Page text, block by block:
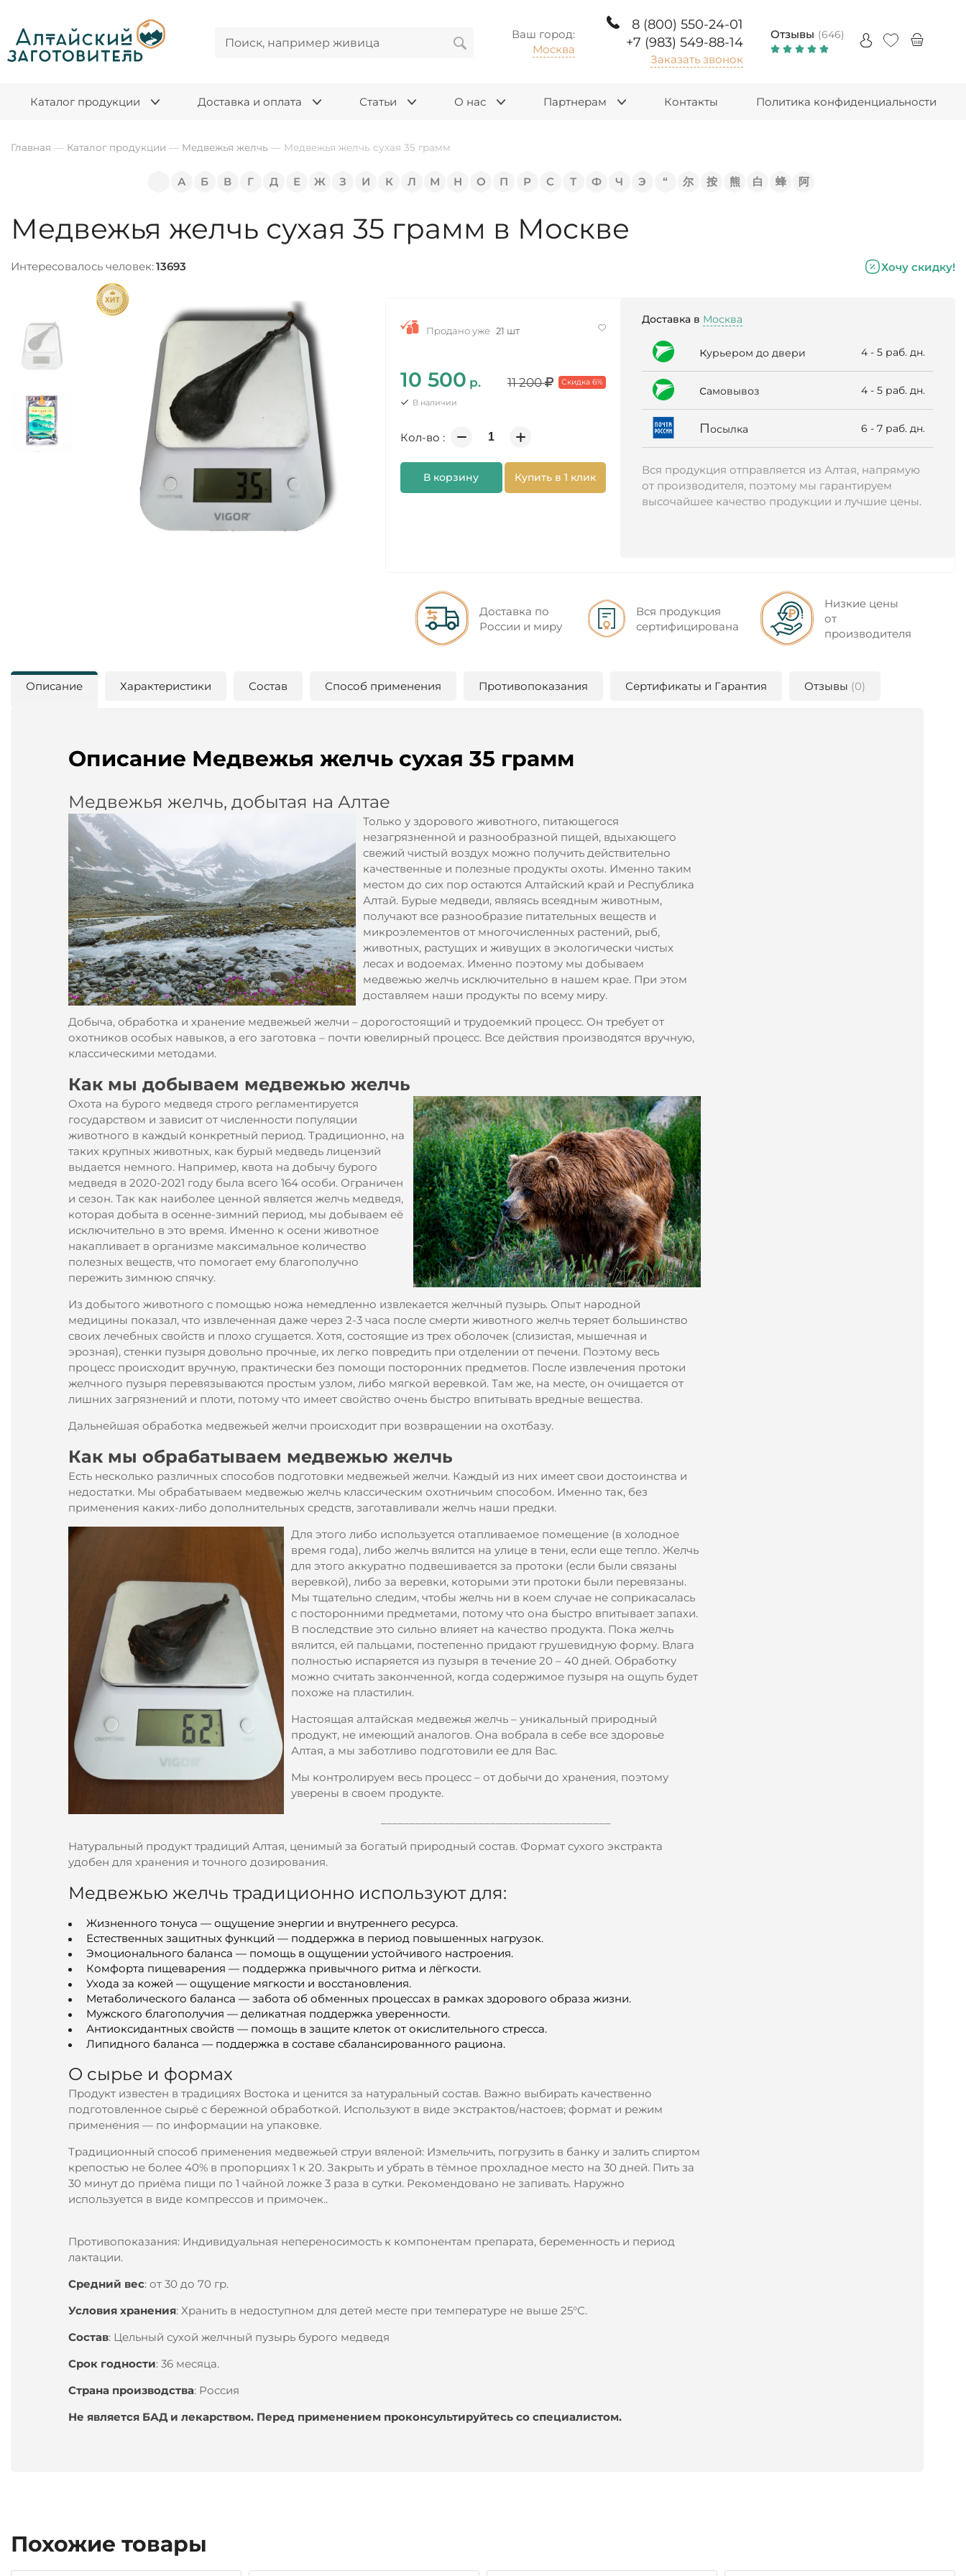
Ваш город:
Москва
8 (800) 550-24-01
+7 (983) 549-88-14
Заказать звонок
Отзывы (646)
Каталог продукции Доставка и оплата Статьи О нас Партнерам Контакты Политика конфиденциальности
Главная — Каталог продукции — Медвежья желчь — Медвежья желчь сухая 35 грамм
А Б В Г Д Е Ж З И К Л М Н О П Р С Т Ф Ч Э “ 尔 按 熊 白 蜂 阿
Медвежья желчь сухая 35 грамм в Москве
Интересовалось человек:13693 Хочу скидку!
Продано уже 21 шт
10 500 р. 11 200 Скидка 6%
В наличии
Кол-во :
В корзину Купить в 1 клик
Доставка в Москва
курьером до двери 4 - 5 раб. дн.
самовывоз 4 - 5 раб. дн.
Посылка 6 - 7 раб. дн.
Вся продукция отправляется из Алтая, напрямую
от производителя, поэтому мы гарантируем
высочайшее качество продукции и лучшие цены.
Доставка по
России и миру
Вся продукция
сертифицирована
Низкие цены
от
производителя
Описание Характеристики Состав Способ применения Противопоказания Сертификаты и Гарантия Отзывы (0)
Описание Медвежья желчь сухая 35 грамм
Медвежья желчь, добытая на Алтае
Только у здорового животного, питающегося
незагрязненной и разнообразной пищей, вдыхающего
свежий чистый воздух можно получить действительно
качественные и полезные продукты охоты. Именно таким
местом до сих пор остаются Алтайский край и Республика
Алтай. Бурые медведи, являясь всеядным животным,
получают все разнообразие питательных веществ и
микроэлементов от многочисленных растений, рыб,
животных, растущих и живущих в экологически чистых
лесах и водоемах. Именно поэтому мы добываем
медвежью желчь исключительно в нашем крае. При этом
доставляем наши продукты по всему миру.
Добыча, обработка и хранение медвежьей желчи – дорогостоящий и трудоемкий процесс. Он требует от
охотников особых навыков, а его заготовка – почти ювелирный процесс. Все действия производятся вручную,
классическими методами.
Как мы добываем медвежью желчь
Охота на бурого медведя строго регламентируется
государством и зависит от численности популяции
животного в каждый конкретный период. Традиционно, на
таких крупных животных, как бурый медведь лицензий
выдается немного. Например, квота на добычу бурого
медведя в 2020-2021 году была всего 164 особи. Ограничен
и сезон. Так как наиболее ценной является желчь медведя,
которая добыта в осенне-зимний период, мы добываем её
исключительно в это время. Именно к осени животное
накапливает в организме максимальное количество
полезных веществ, что помогает ему благополучно
пережить зимнюю спячку.
Из добытого животного с помощью ножа немедленно извлекается желчный пузырь. Опыт народной
медицины показал, что извлеченная даже через 2-3 часа после смерти животного желчь теряет большинство
своих лечебных свойств и плохо сгущается. Хотя, состоящие из трех оболочек (слизистая, мышечная и
эрозная), стенки пузыря довольно прочные, их легко повредить при отделении от печени. Поэтому весь
процесс происходит вручную, практически без помощи посторонних предметов. После извлечения протоки
желчного пузыря перевязываются простым узлом, либо мягкой веревкой. Там же, на месте, он очищается от
лишних загрязнений и плоти, потому что имеет свойство очень быстро впитывать вредные вещества.
Дальнейшая обработка медвежьей желчи происходит при возвращении на охотбазу.
Как мы обрабатываем медвежью желчь
Есть несколько различных способов подготовки медвежьей желчи. Каждый из них имеет свои достоинства и
недостатки. Мы обрабатываем медвежью желчь классическим охотничьим способом. Именно так, без
применения каких-либо дополнительных средств, заготавливали желчь наши предки.
Для этого либо используется отапливаемое помещение (в холодное
время года), либо желчь вялится на улице в тени, если еще тепло. Желчь
для этого аккуратно подвешивается за протоки (если были связаны
веревкой), либо за веревки, которыми эти протоки были перевязаны.
Мы тщательно следим, чтобы желчь ни в коем случае не соприкасалась
с посторонними предметами, потому что она быстро впитывает запахи.
В последствие это сильно влияет на качество продукта. Пока желчь
вялится, ей пальцами, постепенно придают грушевидную форму. Влага
полностью испаряется из пузыря в течение 20 – 40 дней. Обработку
можно считать законченной, когда содержимое пузыря на ощупь будет
похоже на пластилин.
Настоящая алтайская медвежья желчь – уникальный природный
продукт, не имеющий аналогов. Она вобрала в себе все здоровье
Алтая, а мы заботливо подготовили ее для Вас.
Мы контролируем весь процесс – от добычи до хранения, поэтому
уверены в своем продукте.
Натуральный продукт традиций Алтая, ценимый за богатый природный состав. Формат сухого экстракта
удобен для хранения и точного дозирования.
Медвежью желчь традиционно используют для:
Жизненного тонуса — ощущение энергии и внутреннего ресурса.
Естественных защитных функций — поддержка в период повышенных нагрузок.
Эмоционального баланса — помощь в ощущении устойчивого настроения.
Комфорта пищеварения — поддержка привычного ритма и лёгкости.
Ухода за кожей — ощущение мягкости и восстановления.
Метаболического баланса — забота об обменных процессах в рамках здорового образа жизни.
Мужского благополучия — деликатная поддержка уверенности.
Антиоксидантных свойств — помощь в защите клеток от окислительного стресса.
Липидного баланса — поддержка в составе сбалансированного рациона.
О сырье и формах
Продукт известен в традициях Востока и ценится за натуральный состав. Важно выбирать качественно
подготовленное сырьё с бережной обработкой. Используют в виде экстрактов/настоев; формат и режим
применения — по информации на упаковке.
Традиционный способ применения медвежьей струи вяленой: Измельчить, погрузить в банку и залить спиртом
крепостью не более 40% в пропорциях 1 к 20. Закрыть и убрать в тёмное прохладное место на 30 дней. Пить за
30 минут до приёма пищи по 1 чайной ложке 3 раза в сутки. Рекомендовано не запивать. Наружно
используется в виде компрессов и примочек..
Противопоказания: Индивидуальная непереносимость к компонентам препарата, беременность и период
лактации.
Средний вес: от 30 до 70 гр.
Условия хранения: Хранить в недоступном для детей месте при температуре не выше 25°С.
Состав: Цельный сухой желчный пузырь бурого медведя
Срок годности: 36 месяца.
Страна производства: Россия
Не является БАД и лекарством. Перед применением проконсультируйтесь со специалистом.
Похожие товары